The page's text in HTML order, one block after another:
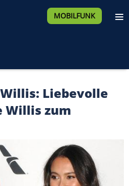
MOBILFUNK
Liebevolle
Willis zum